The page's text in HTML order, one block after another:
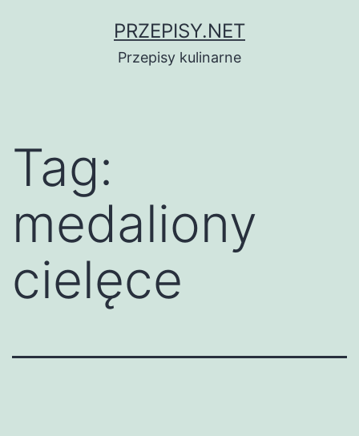
PRZEPISY.NET
Przepisy kulinarne
Tag:
medaliony
cielęce